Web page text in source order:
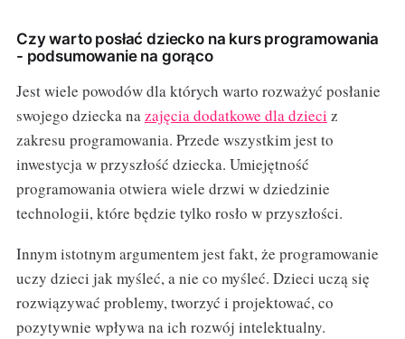
Czy warto posłać dziecko na kurs programowania
- podsumowanie na gorąco
Jest wiele powodów dla których warto rozważyć posłanie
swojego dziecka nazajęcia dodatkowe dla dzieci z
zakresu programowania. Przede wszystkim jest to
inwestycja w przyszłość dziecka. Umiejętność
programowania otwiera wiele drzwi w dziedzinie
technologii, które będzie tylko rosło w przyszłości.
Innym istotnym argumentem jest fakt, że programowanie
uczy dzieci jak myśleć, a nie co myśleć. Dzieci uczą się
rozwiązywać problemy, tworzyć i projektować, co
pozytywnie wpływa na ich rozwój intelektualny.